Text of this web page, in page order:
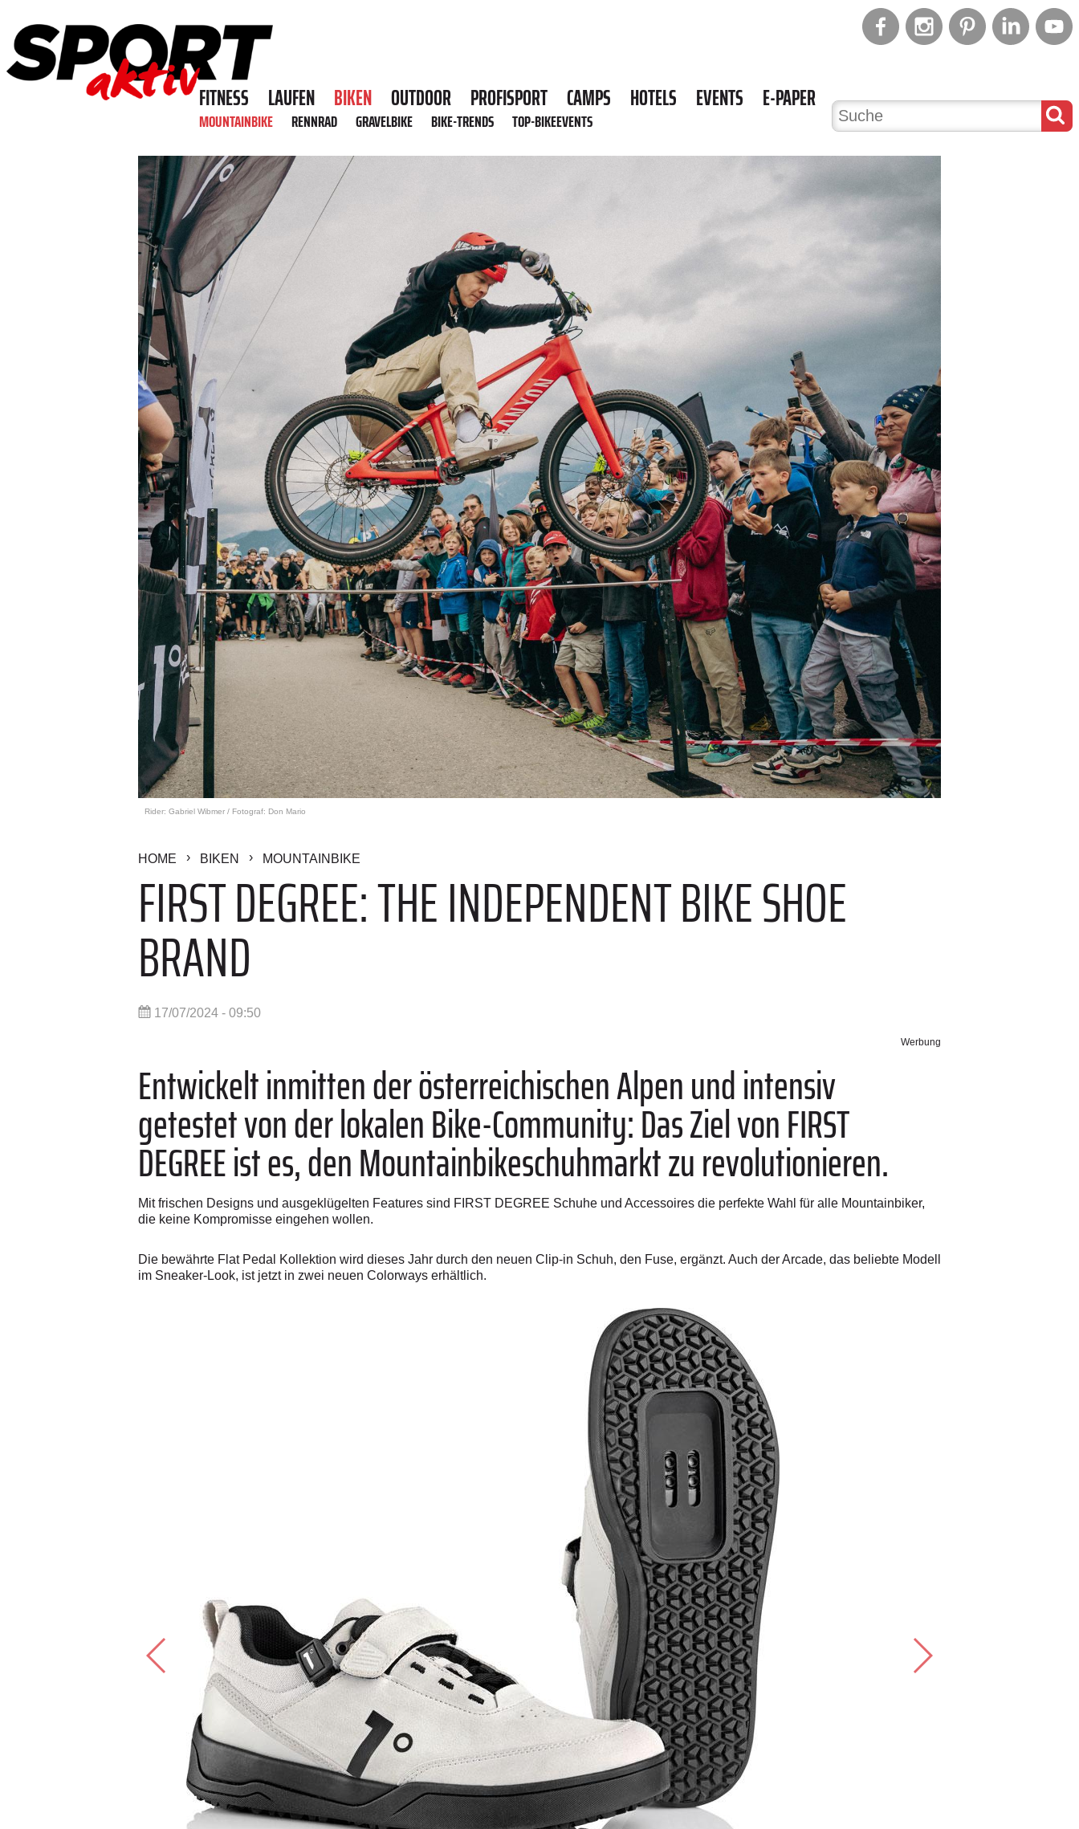
FITNESS LAUFEN BIKEN OUTDOOR PROFISPORT CAMPS HOTELS EVENTS E-PAPER
MOUNTAINBIKE RENNRAD GRAVELBIKE BIKE-TRENDS TOP-BIKEEVENTS
Rider: Gabriel Wibmer / Fotograf: Don Mario
HOME BIKEN MOUNTAINBIKE
FIRST DEGREE: THE INDEPENDENT BIKE SHOE
BRAND
17/07/2024 - 09:50
Werbung
Entwickelt inmitten der österreichischen Alpen und intensiv
getestet von der lokalen Bike-Community: Das Ziel von FIRST
DEGREE ist es, den Mountainbikeschuhmarkt zu revolutionieren.
Mit frischen Designs und ausgeklügelten Features sind FIRST DEGREE Schuhe und Accessoires die perfekte Wahl für alle Mountainbiker,
die keine Kompromisse eingehen wollen.
Die bewährte Flat Pedal Kollektion wird dieses Jahr durch den neuen Clip-in Schuh, den Fuse, ergänzt. Auch der Arcade, das beliebte Modell
im Sneaker-Look, ist jetzt in zwei neuen Colorways erhältlich.